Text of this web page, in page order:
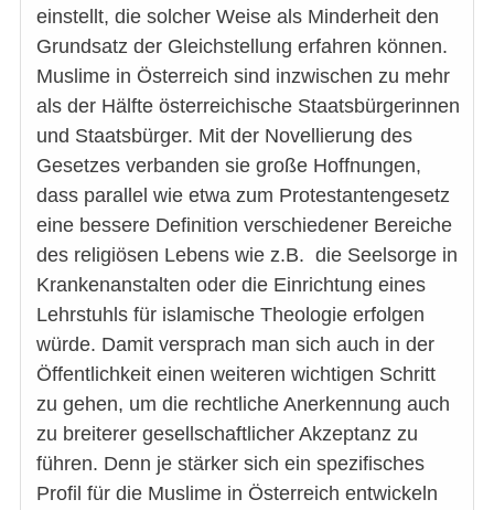
einstellt, die solcher Weise als Minderheit den
Grundsatz der Gleichstellung erfahren können.
Muslime in Österreich sind inzwischen zu mehr
als der Hälfte österreichische Staatsbürgerinnen
und Staatsbürger. Mit der Novellierung des
Gesetzes verbanden sie große Hoffnungen,
dass parallel wie etwa zum Protestantengesetz
eine bessere Definition verschiedener Bereiche
des religiösen Lebens wie z.B. die Seelsorge in
Krankenanstalten oder die Einrichtung eines
Lehrstuhls für islamische Theologie erfolgen
würde. Damit versprach man sich auch in der
Öffentlichkeit einen weiteren wichtigen Schritt
zu gehen, um die rechtliche Anerkennung auch
zu breiterer gesellschaftlicher Akzeptanz zu
führen. Denn je stärker sich ein spezifisches
Profil für die Muslime in Österreich entwickeln